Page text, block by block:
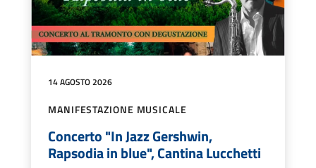
14 AGOSTO 2026
MANIFESTAZIONE MUSICALE
Concerto "In Jazz Gershwin,
Rapsodia in blue", Cantina Lucchetti